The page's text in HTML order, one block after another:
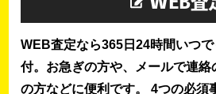
WEB査定なら365日24時間いつ
付。お急ぎの方や、メールで連
の方などに便利です。 4つの必須